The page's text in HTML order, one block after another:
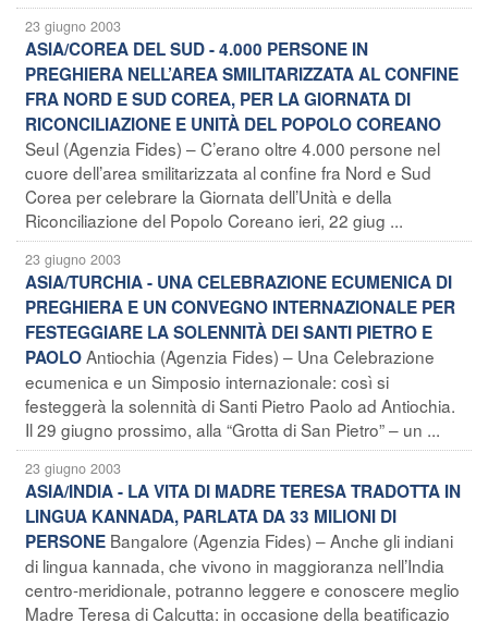
23 giugno 2003
ASIA/COREA DEL SUD - 4.000 PERSONE IN
PREGHIERA NELL’AREA SMILITARIZZATA AL CONFINE
FRA NORD E SUD COREA, PER LA GIORNATA DI
RICONCILIAZIONE E UNITÀ DEL POPOLO COREANO
Seul (Agenzia Fides) – C’erano oltre 4.000 persone nel
cuore dell’area smilitarizzata al confine fra Nord e Sud
Corea per celebrare la Giornata dell’Unità e della
Riconciliazione del Popolo Coreano ieri, 22 giug ...
23 giugno 2003
ASIA/TURCHIA - UNA CELEBRAZIONE ECUMENICA DI
PREGHIERA E UN CONVEGNO INTERNAZIONALE PER
FESTEGGIARE LA SOLENNITÀ DEI SANTI PIETRO E
PAOLOAntiochia (Agenzia Fides) – Una Celebrazione
ecumenica e un Simposio internazionale: così si
festeggerà la solennità di Santi Pietro Paolo ad Antiochia.
Il 29 giugno prossimo, alla “Grotta di San Pietro” – un ...
23 giugno 2003
ASIA/INDIA - LA VITA DI MADRE TERESA TRADOTTA IN
LINGUA KANNADA, PARLATA DA 33 MILIONI DI
PERSONE Bangalore (Agenzia Fides) – Anche gli indiani
di lingua kannada, che vivono in maggioranza nell’India
centro-meridionale, potranno leggere e conoscere meglio
Madre Teresa di Calcutta: in occasione della beatificazio